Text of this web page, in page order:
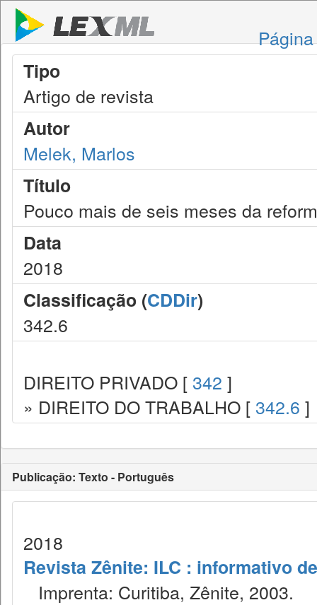
Tipo
Artigo de revista
Autor
Melek, Marlos
Título
Pouco mais de seis meses da
Data
2018
Classificação (CDDir)
342.6
DIREITO PRIVADO [ 342 ]
» DIREITO DO TRABALHO [ 342.6 ]
Publicação: Texto - Português
2018
Revista Zênite: ILC : informativo
Imprenta: Curitiba, Zênite, 2003.